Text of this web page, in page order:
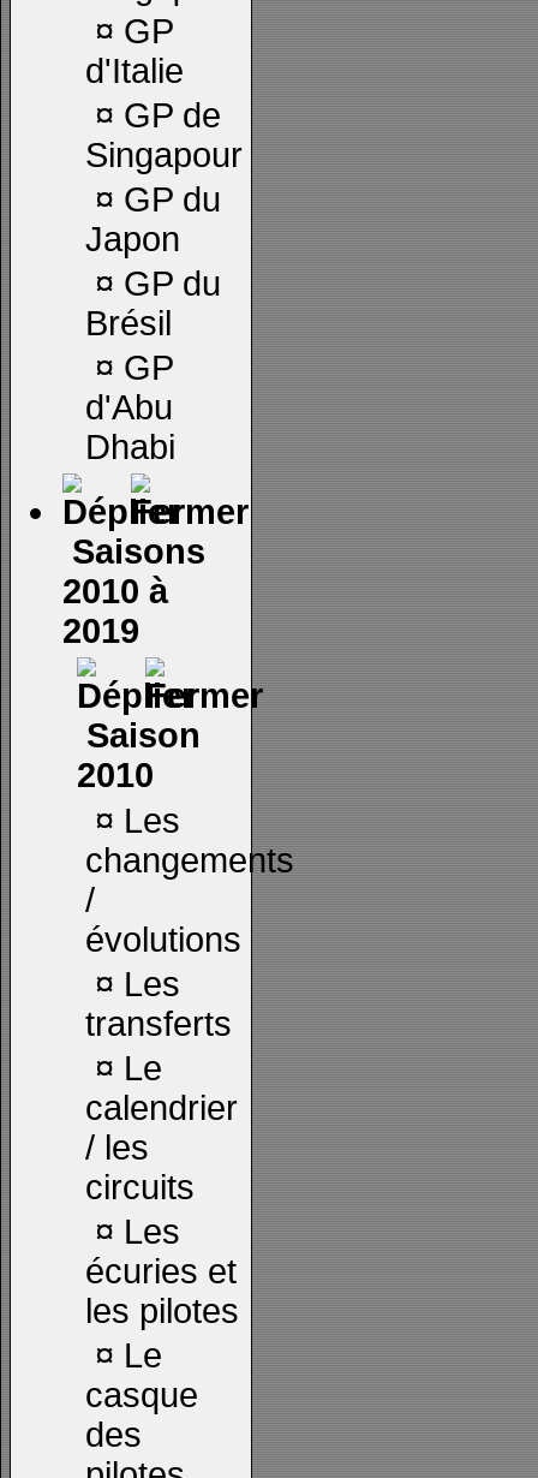
¤ GP
d'Italie
¤ GP de
Singapour
¤ GP du
Japon
¤ GP du
Brésil
¤ GP
d'Abu
Dhabi
Saisons
2010 à
2019
Saison
2010
¤ Les
changements
/
évolutions
¤ Les
transferts
¤ Le
calendrier
/ les
circuits
¤ Les
écuries et
les pilotes
¤ Le
casque
des